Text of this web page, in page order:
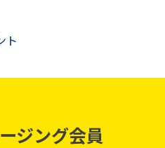
ト
ジング会員